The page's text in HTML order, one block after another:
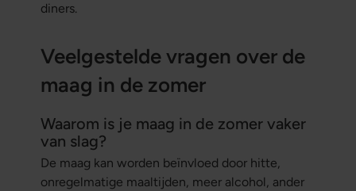
diners.
Veelgestelde vragen over de
maag in de zomer
Waarom is je maag in de zomer vaker
van slag?
De maag kan worden beïnvloed door hitte,
onregelmatige maaltijden, meer alcohol, ander